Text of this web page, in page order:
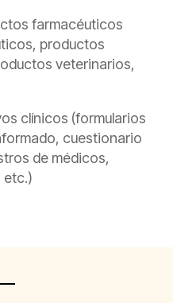
farmacéuticos
productos
veterinarios,
clínicos (formularios
cuestionario
de médicos,
etc.)